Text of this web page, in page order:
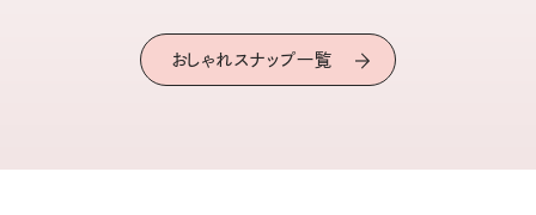
おしゃれスナップ一覧